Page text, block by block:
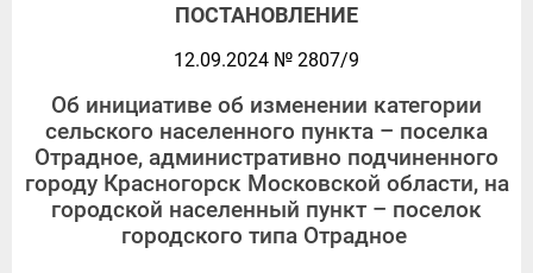
ПОСТАНОВЛЕНИЕ
12.09.2024 № 2807/9
Об инициативе об изменении категории
сельского населенного пункта – поселка
Отрадное, административно подчиненного
городу Красногорск Московской области, на
городской населенный пункт – поселок
городского типа Отрадное